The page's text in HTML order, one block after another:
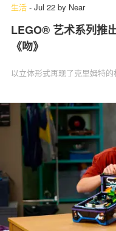
生活 - Jul 22 by Near
LEGO® 艺术系列推
《吻》
以立体形式再现了克里姆特的